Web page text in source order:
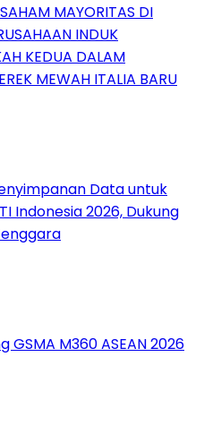
MAYORITAS DI
INDUK
KEDUA DALAM
MEWAH ITALIA BARU
Data untuk
Indonesia 2026, Dukung
GSMA M360 ASEAN 2026